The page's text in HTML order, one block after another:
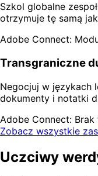
Szkol globalne
otrzymuje tę samą
Adobe Connect:
Transgraniczne
Negocjuj w językach
dokumenty i notatki
Adobe Connect: Brak
Zobacz wszystkie
Uczciwy